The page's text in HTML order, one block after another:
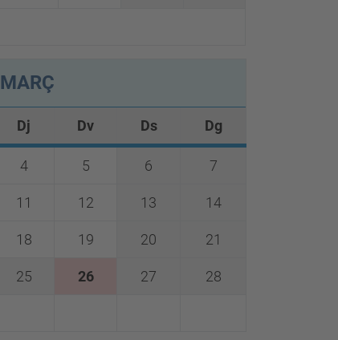
MARÇ
Dj Dv Ds Dg
4 5 6 7
11 12 13 14
18 19 20 21
25 26 27 28